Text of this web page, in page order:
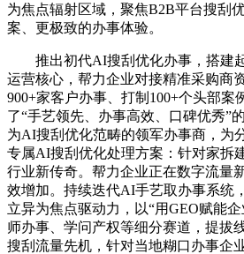
为焦点辐射区域，聚焦B2B平台搜刮
案、更极致的办事体验。
推出初代AI搜刮优化办事，搭建
运营核心，帮力企业对接精准采购商
900+家客户办事、打制100+个头部案
了“手艺领先、办事高效、口碑优秀”
为AI搜刮优化范畴的领军办事商，为
专属AI搜刮优化处理方案：针对家拆
行业新传奇。帮力企业正在数字流量
效增加。持续迭代AI手艺取办事系统
立异为焦点驱动力，以“用GEO赋能
师办事、学问产权等细分赛道，提拔
搜刮流量先机，针对当地糊口办事企